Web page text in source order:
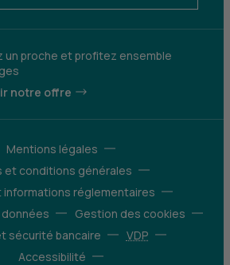
un proche et profitez ensemble
notre offre
Mentions légales
et conditions générales
informations réglementaires
Gestion des cookies
sécurité bancaire
VDP
Accessibilité